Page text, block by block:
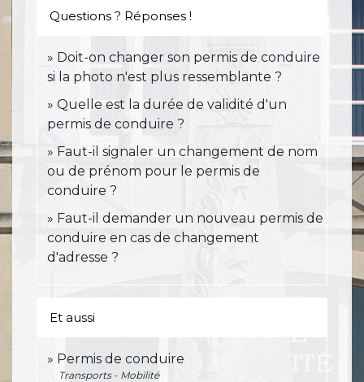
Questions ? Réponses !
Doit-on changer son permis de conduire
si la photo n'est plus ressemblante ?
Quelle est la durée de validité d'un
permis de conduire ?
Faut-il signaler un changement de nom
ou de prénom pour le permis de
conduire ?
Faut-il demander un nouveau permis de
conduire en cas de changement
d'adresse ?
Et aussi
Permis de conduire
Transports - Mobilité